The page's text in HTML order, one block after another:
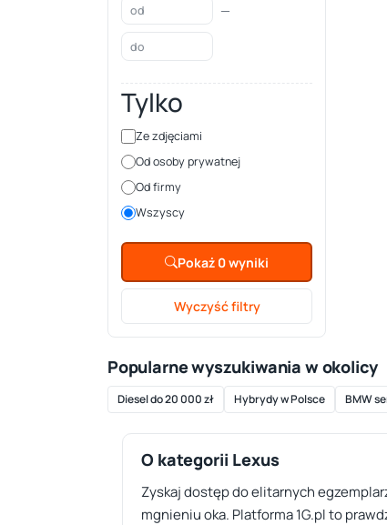
—
Tylko
Ze zdjęciami
Od osoby prywatnej
Od firmy
Wszyscy
Pokaż 0 wyniki
Wyczyść filtry
Popularne wyszukiwania w okolicy
Diesel do 20 000 zł Hybrydy w Polsce BMW
O kategorii Lexus
Zyskaj dostęp do elitarnych
mgnieniu oka. Platforma 1G.pl to